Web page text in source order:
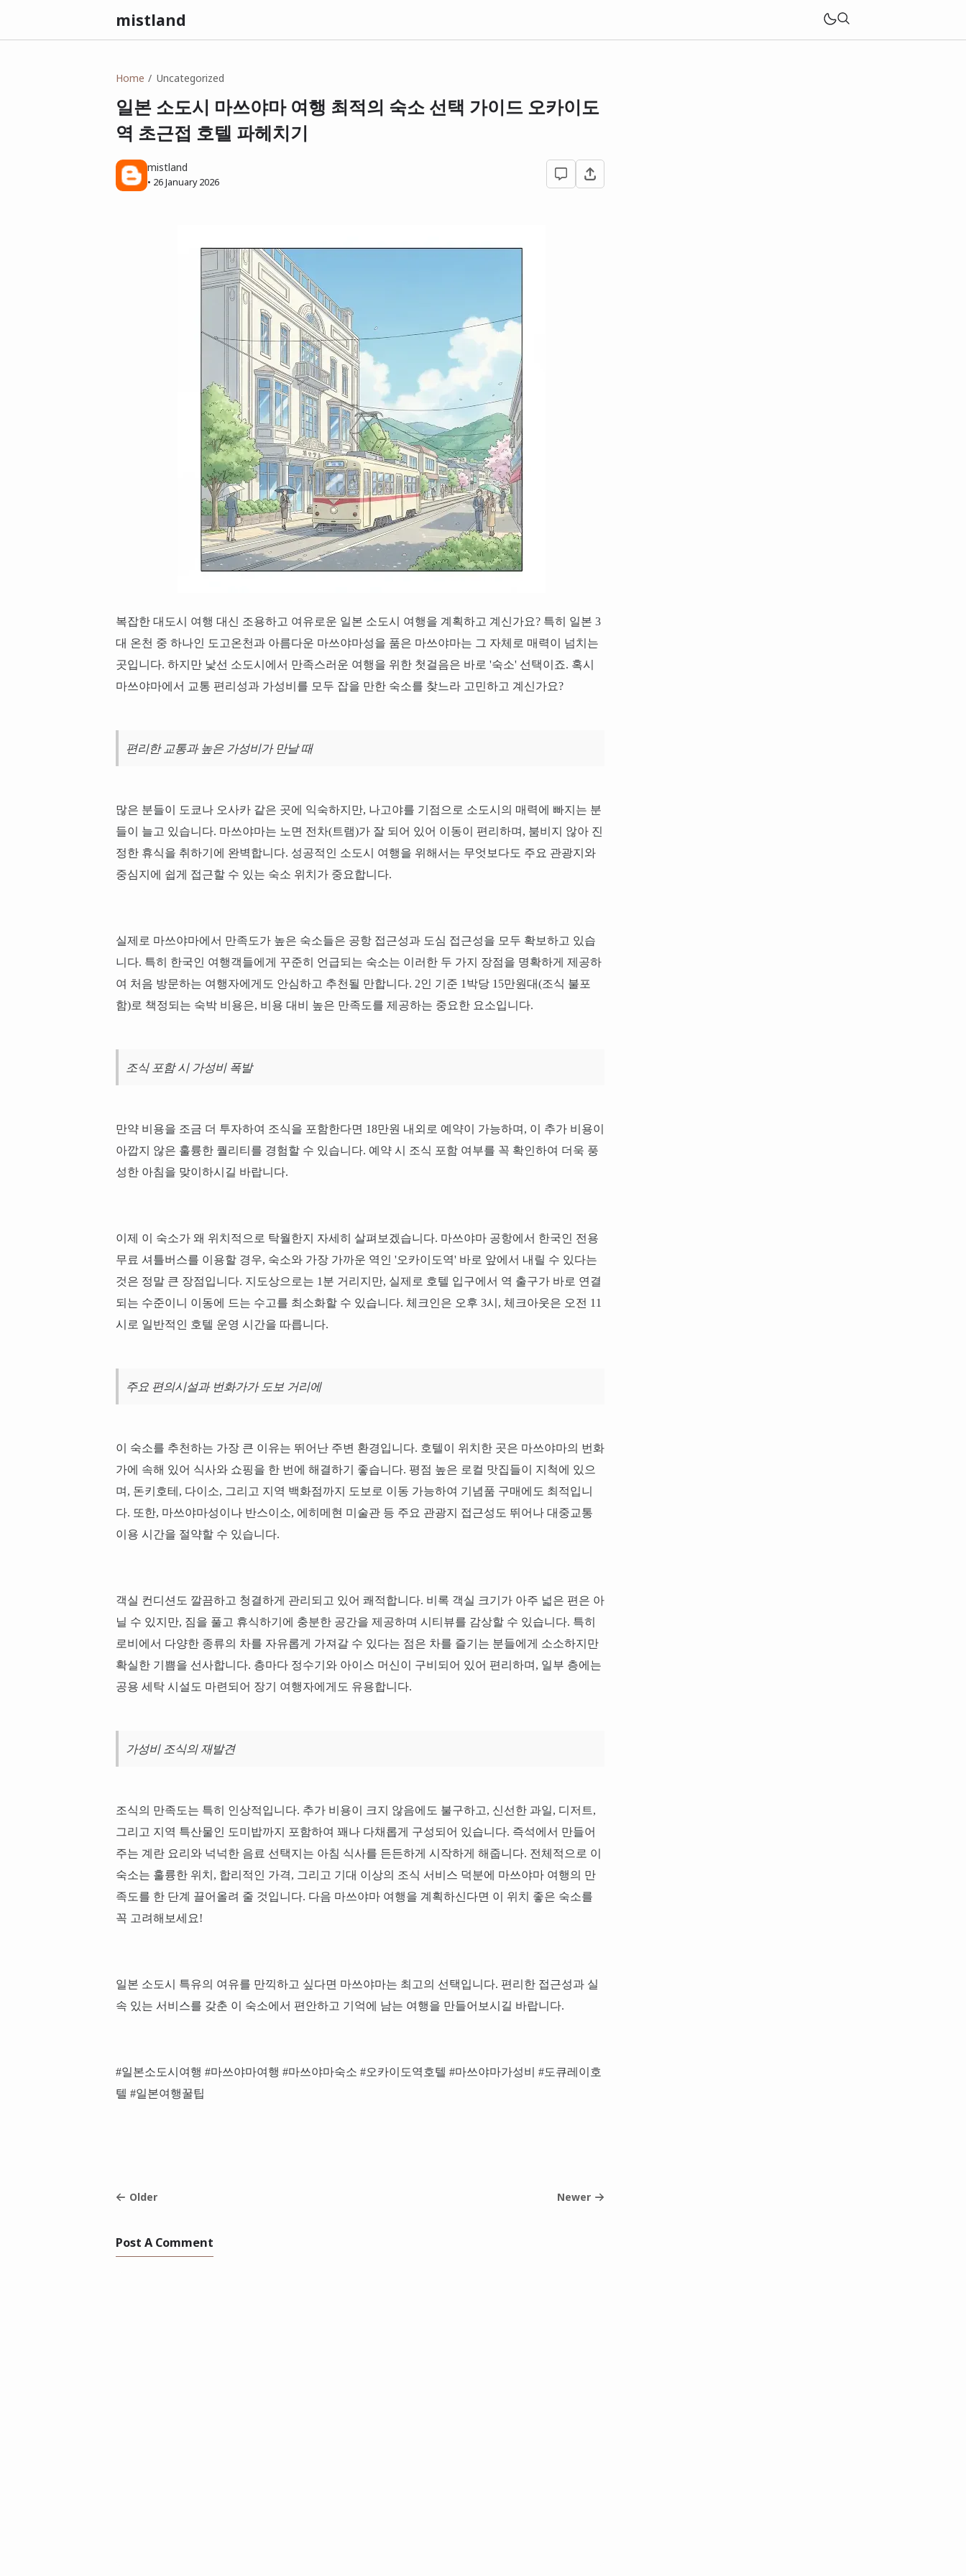
mistland
Home Uncategorized
일본 소도시 마쓰야마 여행 최적의 숙소 선택 가이드 오카이도
역 초근접 호텔 파헤치기
mistland
• 26 January 2026
복잡한 대도시 여행 대신 조용하고 여유로운 일본 소도시 여행을 계획하고 계신가요? 특히 일본 3
대 온천 중 하나인 도고온천과 아름다운 마쓰야마성을 품은 마쓰야마는 그 자체로 매력이 넘치는
곳입니다. 하지만 낯선 소도시에서 만족스러운 여행을 위한 첫걸음은 바로 '숙소' 선택이죠. 혹시
마쓰야마에서 교통 편리성과 가성비를 모두 잡을 만한 숙소를 찾느라 고민하고 계신가요?
편리한 교통과 높은 가성비가 만날 때
많은 분들이 도쿄나 오사카 같은 곳에 익숙하지만, 나고야를 기점으로 소도시의 매력에 빠지는 분
들이 늘고 있습니다. 마쓰야마는 노면 전차(트램)가 잘 되어 있어 이동이 편리하며, 붐비지 않아 진
정한 휴식을 취하기에 완벽합니다. 성공적인 소도시 여행을 위해서는 무엇보다도 주요 관광지와
중심지에 쉽게 접근할 수 있는 숙소 위치가 중요합니다.
실제로 마쓰야마에서 만족도가 높은 숙소들은 공항 접근성과 도심 접근성을 모두 확보하고 있습
니다. 특히 한국인 여행객들에게 꾸준히 언급되는 숙소는 이러한 두 가지 장점을 명확하게 제공하
여 처음 방문하는 여행자에게도 안심하고 추천될 만합니다. 2인 기준 1박당 15만원대(조식 불포
함)로 책정되는 숙박 비용은, 비용 대비 높은 만족도를 제공하는 중요한 요소입니다.
조식 포함 시 가성비 폭발
만약 비용을 조금 더 투자하여 조식을 포함한다면 18만원 내외로 예약이 가능하며, 이 추가 비용이
아깝지 않은 훌륭한 퀄리티를 경험할 수 있습니다. 예약 시 조식 포함 여부를 꼭 확인하여 더욱 풍
성한 아침을 맞이하시길 바랍니다.
이제 이 숙소가 왜 위치적으로 탁월한지 자세히 살펴보겠습니다. 마쓰야마 공항에서 한국인 전용
무료 셔틀버스를 이용할 경우, 숙소와 가장 가까운 역인 '오카이도역' 바로 앞에서 내릴 수 있다는
것은 정말 큰 장점입니다. 지도상으로는 1분 거리지만, 실제로 호텔 입구에서 역 출구가 바로 연결
되는 수준이니 이동에 드는 수고를 최소화할 수 있습니다. 체크인은 오후 3시, 체크아웃은 오전 11
시로 일반적인 호텔 운영 시간을 따릅니다.
주요 편의시설과 번화가가 도보 거리에
이 숙소를 추천하는 가장 큰 이유는 뛰어난 주변 환경입니다. 호텔이 위치한 곳은 마쓰야마의 번화
가에 속해 있어 식사와 쇼핑을 한 번에 해결하기 좋습니다. 평점 높은 로컬 맛집들이 지척에 있으
며, 돈키호테, 다이소, 그리고 지역 백화점까지 도보로 이동 가능하여 기념품 구매에도 최적입니
다. 또한, 마쓰야마성이나 반스이소, 에히메현 미술관 등 주요 관광지 접근성도 뛰어나 대중교통
이용 시간을 절약할 수 있습니다.
객실 컨디션도 깔끔하고 청결하게 관리되고 있어 쾌적합니다. 비록 객실 크기가 아주 넓은 편은 아
닐 수 있지만, 짐을 풀고 휴식하기에 충분한 공간을 제공하며 시티뷰를 감상할 수 있습니다. 특히
로비에서 다양한 종류의 차를 자유롭게 가져갈 수 있다는 점은 차를 즐기는 분들에게 소소하지만
확실한 기쁨을 선사합니다. 층마다 정수기와 아이스 머신이 구비되어 있어 편리하며, 일부 층에는
공용 세탁 시설도 마련되어 장기 여행자에게도 유용합니다.
가성비 조식의 재발견
조식의 만족도는 특히 인상적입니다. 추가 비용이 크지 않음에도 불구하고, 신선한 과일, 디저트,
그리고 지역 특산물인 도미밥까지 포함하여 꽤나 다채롭게 구성되어 있습니다. 즉석에서 만들어
주는 계란 요리와 넉넉한 음료 선택지는 아침 식사를 든든하게 시작하게 해줍니다. 전체적으로 이
숙소는 훌륭한 위치, 합리적인 가격, 그리고 기대 이상의 조식 서비스 덕분에 마쓰야마 여행의 만
족도를 한 단계 끌어올려 줄 것입니다. 다음 마쓰야마 여행을 계획하신다면 이 위치 좋은 숙소를
꼭 고려해보세요!
일본 소도시 특유의 여유를 만끽하고 싶다면 마쓰야마는 최고의 선택입니다. 편리한 접근성과 실
속 있는 서비스를 갖춘 이 숙소에서 편안하고 기억에 남는 여행을 만들어보시길 바랍니다.
#일본소도시여행 #마쓰야마여행 #마쓰야마숙소 #오카이도역호텔 #마쓰야마가성비 #도큐레이호
텔 #일본여행꿀팁
Older Newer
Post A Comment